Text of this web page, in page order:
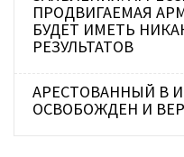
ПРОДВИГАЕМАЯ
БУДЕТ ИМЕТЬ
РЕЗУЛЬТАТОВ
АРЕСТОВАННЫЙ В
ОСВОБОЖДЕН И